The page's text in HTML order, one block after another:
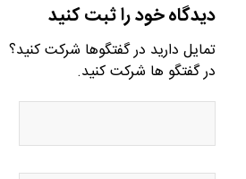
دیدگاه خود را ثبت کنید
تمایل دارید در گفتگوها شرکت کنید؟
در گفتگو ها شرکت کنید.